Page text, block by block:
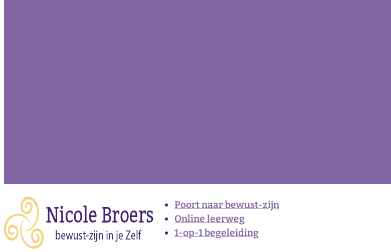
Poort naar bewust-zijn
Online leerweg
1-op-1 begeleiding